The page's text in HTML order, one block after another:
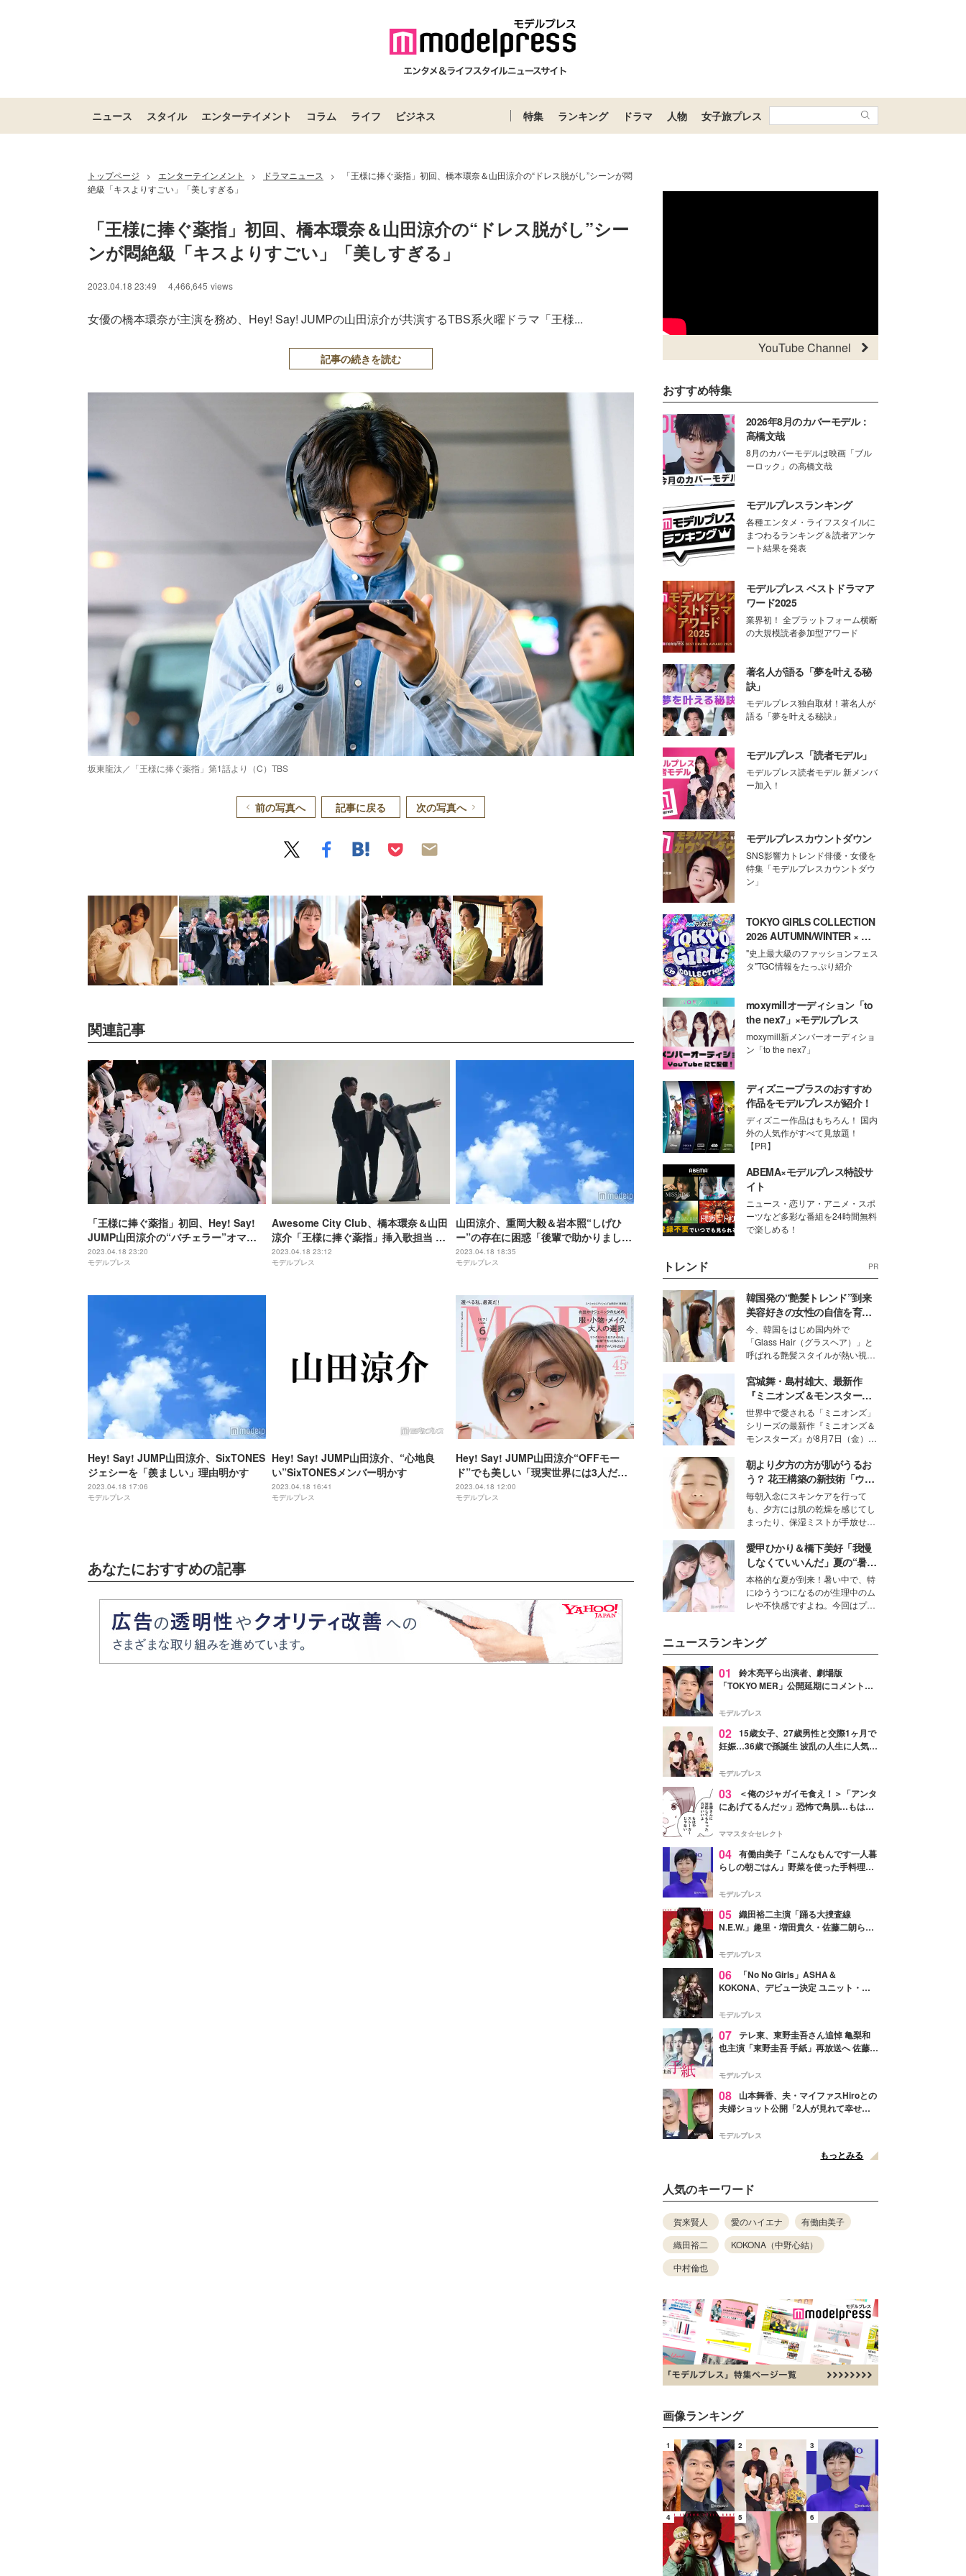
ニュース スタイル エンターテイメント コラム ライフ ビジネス 特集 ランキング ドラマ 人物 女子旅プレス
トップページ > エンターテインメント > ドラマニュース >
「王様に捧ぐ薬指」初回、橋本環奈＆山田涼介の“ドレス脱がし”シーンが悶
絶級「キスよりすごい」「美しすぎる」
「王様に捧ぐ薬指」初回、橋本環奈＆山田涼介の“ドレス脱がし”シー
ンが悶絶級「キスよりすごい」「美しすぎる」
2023.04.18 23:49 4,466,645 views
女優の橋本環奈が主演を務め、Hey! Say! JUMPの山田涼介が共演するTBS系火曜ドラマ「王様...
記事の続きを読む
坂東龍汰／「王様に捧ぐ薬指」第1話より（C）TBS
前の写真へ 記事に戻る 次の写真へ
関連記事
「王様に捧ぐ薬指」初回、Hey! Say!
JUMP山田涼介の“バチェラー”オマー
ジュが話題沸騰「6代目バトラー面白す
ぎ」
2023.04.18 23:20
モデルプレス
Awesome City Club、橋本環奈＆山田
涼介「王様に捧ぐ薬指」挿入歌担当 初
回放送中にサプライズ解禁
2023.04.18 23:12
モデルプレス
山田涼介、重岡大毅＆岩本照“しげひ
ー”の存在に困惑「後輩で助かりまし
た」
2023.04.18 18:35
モデルプレス
Hey! Say! JUMP山田涼介、SixTONES
ジェシーを「羨ましい」理由明かす
2023.04.18 17:06
モデルプレス
Hey! Say! JUMP山田涼介、“心地良
い”SixTONESメンバー明かす
2023.04.18 16:41
モデルプレス
Hey! Say! JUMP山田涼介“OFFモー
ド”でも美しい「現実世界には3人だ
け」リア友も語る
2023.04.18 12:00
モデルプレス
あなたにおすすめの記事
YouTube Channel
おすすめ特集
2026年8月のカバーモデル：
高橋文哉
8月のカバーモデルは映画「ブル
ーロック」の高橋文哉
モデルプレスランキング
各種エンタメ・ライフスタイルに
まつわるランキング＆読者アンケ
ート結果を発表
モデルプレス ベストドラマア
ワード2025
業界初！ 全プラットフォーム横断
の大規模読者参加型アワード
著名人が語る「夢を叶える秘
訣」
モデルプレス独自取材！著名人が
語る「夢を叶える秘訣」
モデルプレス「読者モデル」
モデルプレス読者モデル 新メンバ
ー加入！
モデルプレスカウントダウン
SNS影響力トレンド俳優・女優を
特集「モデルプレスカウントダウ
ン」
TOKYO GIRLS COLLECTION
2026 AUTUMN/WINTER × モ
デルプレス
"史上最大級のファッションフェス
タ"TGC情報をたっぷり紹介
moxymillオーディション「to
the nex7」×モデルプレス
moxymill新メンバーオーディショ
ン「to the nex7」
ディズニープラスのおすすめ
作品をモデルプレスが紹介！
ディズニー作品はもちろん！ 国内
外の人気作がすべて見放題！
【PR】
ABEMA×モデルプレス特設サ
イト
ニュース・恋リア・アニメ・スポ
ーツなど多彩な番組を24時間無料
で楽しめる！
トレンド PR
韓国発の“艶髪トレンド”到来
美容好きの女性の自信を育む
「ヘアケア事情」って？
今、韓国をはじめ国内外で
「Glass Hair（グラスヘア）」と
呼ばれる艶髪スタイルが熱い視線
ションの完成度を高めるベースと
して、“髪そのものの美しさ”に改
めて注目する人が増えている様
子。今回は、そんな憧れの艶やか
な髪を日常で叶える、美容好きの
女性たちのヘアケア事情を紹介し
ます。
宮城舞・島村雄大、最新作
『ミニオンズ＆モンスター
ズ』の魅力熱弁 ハチャメチャ
だけじゃない“友情と絆”に感
動
世界中で愛される「ミニオンズ」
シリーズの最新作『ミニオンズ＆
モンスターズ』が8月7日（金）に
ニオン好き”という共通点を持つモ
デルの宮城舞と島村雄大の特別対
談をお届け！それぞれの視点か
ら、今作ならではの魅力や予想外
の感動をもたらす奥深いストーリ
ーについて熱く語り合ってもらっ
た。
朝より夕方の方が肌がうるお
う？ 花王構築の新技術「ウォ
ーターキャプチャリングスキ
ン（捕水肌）」がスキンケア
の常識を変える予感
毎朝入念にスキンケアを行って
も、夕方には肌の乾燥を感じてし
まったり、保湿ミストが手放せな
な美容の常識を大きく変える可能
性を秘めた、革新的な「Water
Capturing Skin（ウォーターキャ
プチャリングスキン：捕水肌）」
技術を、花王が構築した。
愛甲ひかり＆橋下美好「我慢
しなくていいんだ」夏の“暑さ
対策”の新しい選択肢とは？
本格的な夏が到来！暑い中で、特
にゆううつになるのが生理中のム
レや不快感ですよね。今回はプラ
好さんを迎えて本音で女子会トー
ク。猛暑のお出かけを快適に過ご
すヒントや、2人が感動した夏の
生理の新常識にも迫りました。
ニュースランキング
01
鈴木亮平ら出演者、劇場版
「TOKYO MER」公開延期にコメント
最大の敬意とエールを」
モデルプレス
02 15歳女子、27歳男性と交際1ヶ月で
妊娠…36歳で孫誕生 波乱の人生に人気タ
よ！」
モデルプレス
03
＜俺のジャガイモ食え！＞「アンタ
にあげてるんだッ」恐怖で鳥肌…もはや
ママスタ☆セレクト
04 有働由美子「こんなもんです一人暮
らしの朝ごはん」野菜を使った手料理公
そう」と反響
モデルプレス
05 織田裕二主演「踊る大捜査線
N.E.W.」趣里・増田貴久・佐藤二朗ら新
徴する“謎のキーワード”も
モデルプレス
06
「No No Girls」ASHA＆
KOKONA、デビュー決定 ユニット・
リリースへ
モデルプレス
07 テレ東、東野圭吾さん追悼 亀梨和
也主演「東野圭吾 手紙」再放送へ 佐藤隆
モデルプレス
08
山本舞香、夫・マイファスHiroとの
夫婦ショット公開「2人が見れて幸せ」
モデルプレス
もっとみる
人気のキーワード
賀来賢人 愛のハイエナ
有働由美子
織田裕二
KOKONA（中野心結）
中村倫也
画像ランキング
1 2 3
4 5 6